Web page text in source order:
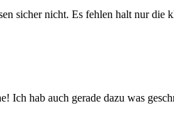
sicher nicht. Es fehlen halt nur die
Ich hab auch gerade dazu was